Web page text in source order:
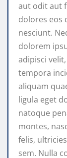
aut odit aut
dolores eos
nesciunt.
dolorem
adipisci
tempora
aliquam
ligula eget
natoque
montes,
felis,
sem. Nulla